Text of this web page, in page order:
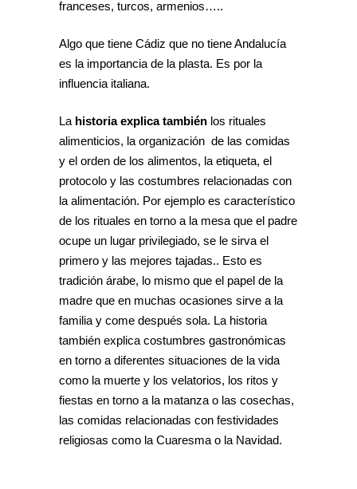
franceses, turcos, armenios…..
Algo que tiene Cádiz que no tiene Andalucía
es la importancia de la plasta. Es por la
influencia italiana.
La historia explica también los rituales
alimenticios, la organización de las comidas
y el orden de los alimentos, la etiqueta, el
protocolo y las costumbres relacionadas con
la alimentación. Por ejemplo es característico
de los rituales en torno a la mesa que el padre
ocupe un lugar privilegiado, se le sirva el
primero y las mejores tajadas.. Esto es
tradición árabe, lo mismo que el papel de la
madre que en muchas ocasiones sirve a la
familia y come después sola. La historia
también explica costumbres gastronómicas
en torno a diferentes situaciones de la vida
como la muerte y los velatorios, los ritos y
fiestas en torno a la matanza o las cosechas,
las comidas relacionadas con festividades
religiosas como la Cuaresma o la Navidad.